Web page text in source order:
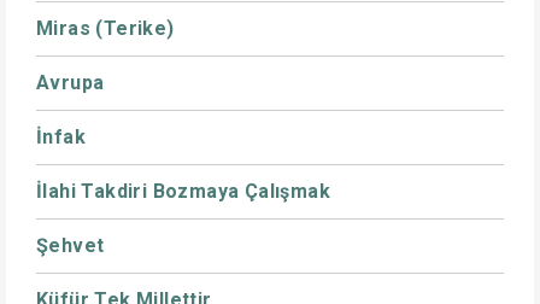
Miras (Terike)
Avrupa
İnfak
İlahi Takdiri Bozmaya Çalışmak
Şehvet